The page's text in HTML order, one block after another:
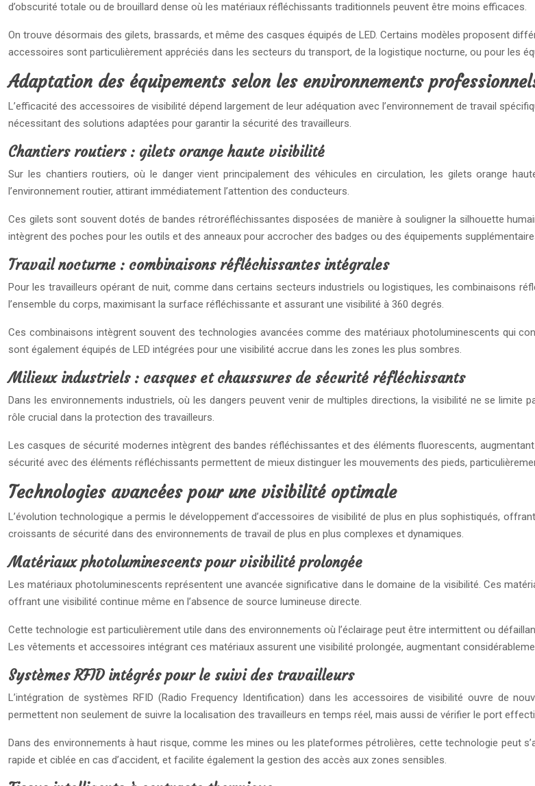
d’obscurité totale ou de brouillard dense où les matériaux réfléchissants traditionnels peuvent être moins efficaces.
On trouve désormais des gilets, brassards, et même des casques équipés de LED. Certains modèles proposent
accessoires sont particulièrement appréciés dans les secteurs du transport, de la logistique nocturne, ou pour les
Adaptation des équipements selon les environnements
L’efficacité des accessoires de visibilité dépend largement de leur adéquation avec l’environnement de travail
nécessitant des solutions adaptées pour garantir la sécurité des travailleurs.
Chantiers routiers : gilets orange haute visibilité
Sur les chantiers routiers, où le danger vient principalement des véhicules en circulation, les gilets orange
l’environnement routier, attirant immédiatement l’attention des conducteurs.
Ces gilets sont souvent dotés de bandes rétroréfléchissantes disposées de manière à souligner la silhouette
intègrent des poches pour les outils et des anneaux pour accrocher des badges ou des équipements
Travail nocturne : combinaisons réfléchissantes intégrales
Pour les travailleurs opérant de nuit, comme dans certains secteurs industriels ou logistiques, les combinaisons
l’ensemble du corps, maximisant la surface réfléchissante et assurant une visibilité à 360 degrés.
Ces combinaisons intègrent souvent des technologies avancées comme des matériaux photoluminescents qui
sont également équipés de LED intégrées pour une visibilité accrue dans les zones les plus sombres.
Milieux industriels : casques et chaussures de sécurité réfléchissants
Dans les environnements industriels, où les dangers peuvent venir de multiples directions, la visibilité ne se
rôle crucial dans la protection des travailleurs.
Les casques de sécurité modernes intègrent des bandes réfléchissantes et des éléments fluorescents,
sécurité avec des éléments réfléchissants permettent de mieux distinguer les mouvements des pieds,
Technologies avancées pour une visibilité optimale
L’évolution technologique a permis le développement d’accessoires de visibilité de plus en plus sophistiqués,
croissants de sécurité dans des environnements de travail de plus en plus complexes et dynamiques.
Matériaux photoluminescents pour visibilité prolongée
Les matériaux photoluminescents représentent une avancée significative dans le domaine de la visibilité. Ces
offrant une visibilité continue même en l’absence de source lumineuse directe.
Cette technologie est particulièrement utile dans des environnements où l’éclairage peut être intermittent ou
Les vêtements et accessoires intégrant ces matériaux assurent une visibilité prolongée, augmentant
Systèmes RFID intégrés pour le suivi des travailleurs
L’intégration de systèmes RFID (Radio Frequency Identification) dans les accessoires de visibilité ouvre de
permettent non seulement de suivre la localisation des travailleurs en temps réel, mais aussi de vérifier le port
Dans des environnements à haut risque, comme les mines ou les plateformes pétrolières, cette technologie peut
rapide et ciblée en cas d’accident, et facilite également la gestion des accès aux zones sensibles.